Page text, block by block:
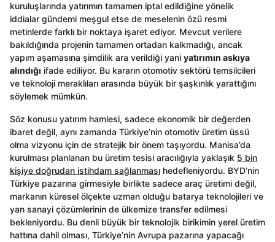
kuruluşlarında yatırımın tamamen iptal edildiğine yönelik
iddialar gündemi meşgul etse de meselenin özü resmi
metinlerde farklı bir noktaya işaret ediyor. Mevcut verilere
bakıldığında projenin tamamen ortadan kalkmadığı, ancak
yapım aşamasına şimdilik ara verildiği yani yatırımın askıya
alındığı ifade ediliyor. Bu kararın otomotiv sektörü temsilcileri
ve teknoloji meraklıları arasında büyük bir şaşkınlık yarattığını
söylemek mümkün.
Söz konusu yatırım hamlesi, sadece ekonomik bir değerden
ibaret değil, aynı zamanda Türkiye’nin otomotiv üretim üssü
olma vizyonu için de stratejik bir önem taşıyordu. Manisa’da
kurulması planlanan bu üretim tesisi aracılığıyla yaklaşık 5 bin
kişiye doğrudan istihdam sağlanması hedefleniyordu. BYD’nin
Türkiye pazarına girmesiyle birlikte sadece araç üretimi değil,
markanın küresel ölçekte uzman olduğu batarya teknolojileri ve
yan sanayi çözümlerinin de ülkemize transfer edilmesi
bekleniyordu. Bu denli büyük bir teknolojik birikimin yerel üretim
hattına dahil olması, Türkiye’nin Avrupa pazarına yapacağı